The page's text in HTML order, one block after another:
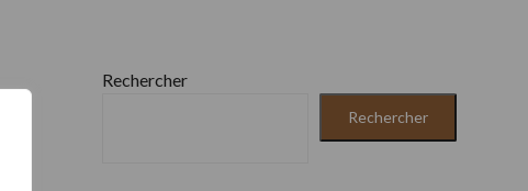
Rechercher
Rechercher